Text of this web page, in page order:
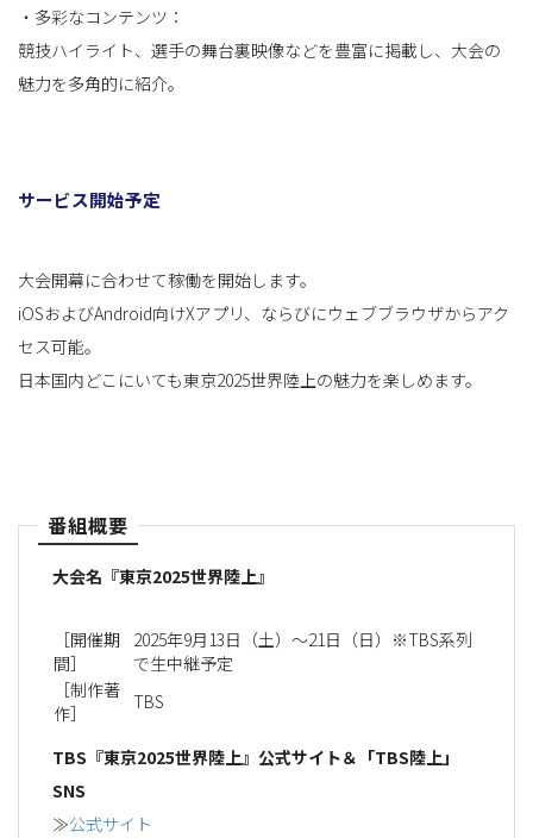
・多彩なコンテンツ：
競技ハイライト、選手の舞台裏映像などを豊富に掲載し、大会の
魅力を多角的に紹介。
サービス開始予定
大会開幕に合わせて稼働を開始します。
iOSおよびAndroid向けXアプリ、ならびにウェブブラウザからアク
セス可能。
日本国内どこにいても東京2025世界陸上の魅力を楽しめます。
番組概要
大会名『東京2025世界陸上』
［開催期
間］
2025年9月13日（土）〜21日（日）※TBS系列
で生中継予定
［制作著
作］
TBS
TBS『東京2025世界陸上』公式サイト＆「TBS陸上」
SNS
≫公式サイト